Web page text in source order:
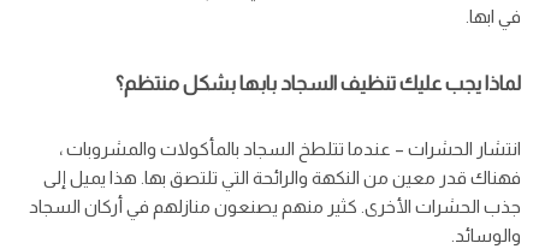
في ابها.
لماذا يجب عليك تنظيف السجاد بابها بشكل منتظم؟
انتشار الحشرات – عندما تتلطخ السجاد بالمأكولات والمشروبات ،
فهناك قدر معين من النكهة والرائحة التي تلتصق بها. هذا يميل إلى
جذب الحشرات الأخرى. كثير منهم يصنعون منازلهم في أركان السجاد
والوسائد.